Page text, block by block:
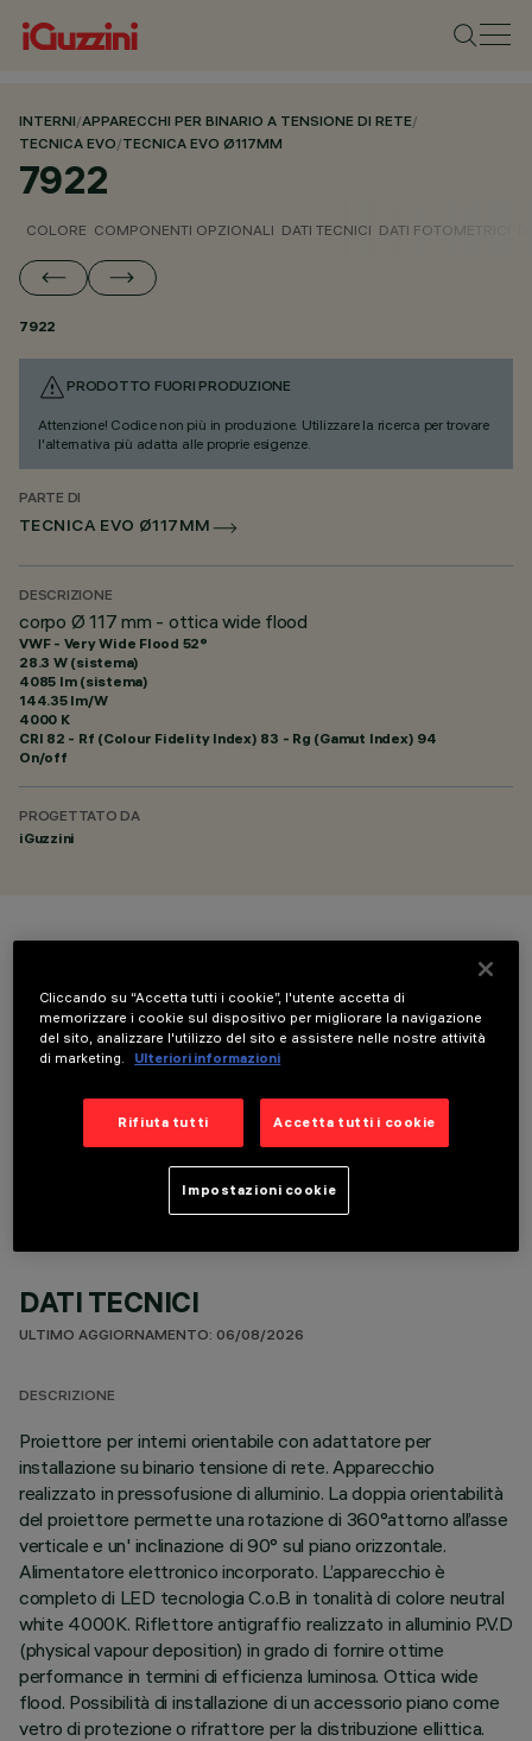
INTERNI/APPARECCHI PER BINARIO A TENSIONE DI RETE/
TECNICA EVO/TECNICA EVO Ø117MM
7922
COLORE COMPONENTI OPZIONALI DATI TECNICI DATI FOTOMETRICI
7922
PRODOTTO FUORI PRODUZIONE
Attenzione! Codice non più in produzione. Utilizzare la ricerca per trovare
l'alternativa più adatta alle proprie esigenze.
PARTE DI
TECNICA EVO Ø117MM
DESCRIZIONE
corpo Ø 117 mm - ottica wide flood
VWF - Very Wide Flood 52°
28.3 W (sistema)
4085 lm (sistema)
144.35 lm/W
4000 K
CRI 82 - Rf (Colour Fidelity Index) 83 - Rg (Gamut Index) 94
On/off
PROGETTATO DA
iGuzzini
COMPONENTI OPZIONALI
DATI TECNICI
ULTIMO AGGIORNAMENTO: 06/08/2026
DESCRIZIONE
Proiettore per interni orientabile con adattatore per
installazione su binario tensione di rete. Apparecchio
realizzato in pressofusione di alluminio. La doppia orientabilità
del proiettore permette una rotazione di 360°attorno all’asse
verticale e un' inclinazione di 90° sul piano orizzontale.
Alimentatore elettronico incorporato. L’apparecchio è
completo di LED tecnologia C.o.B in tonalità di colore neutral
white 4000K. Riflettore antigraffio realizzato in alluminio P.V.D
(physical vapour deposition) in grado di fornire ottime
performance in termini di efficienza luminosa. Ottica wide
flood. Possibilità di installazione di un accessorio piano come
vetro di protezione o rifrattore per la distribuzione ellittica.
Cliccando su “Accetta tutti i cookie”, l'utente accetta di
memorizzare i cookie sul dispositivo per migliorare la navigazione
del sito, analizzare l'utilizzo del sito e assistere nelle nostre attività
di marketing.
Ulteriori informazioni
Rifiuta tutti Accetta tutti i cookie
Impostazioni cookie